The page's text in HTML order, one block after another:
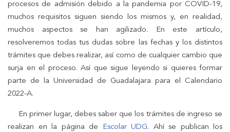
procesos de admisión debido a la pandemia por COVID-19,
muchos requisitos siguen siendo los mismos y, en realidad,
muchos aspectos se han agilizado. En este artículo,
resolveremos todas tus dudas sobre las fechas y los distintos
trámites que debes realizar, así como de cualquier cambio que
surja en el proceso. Así que sigue leyendo si quieres formar
parte de la Universidad de Guadalajara para el Calendario
2022-A.
En primer lugar, debes saber que los trámites de ingreso se
realizan en la página de Escolar UDG. Ahí se publican los